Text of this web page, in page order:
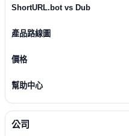
ShortURL.bot vs Dub
產品路線圖
價格
幫助中心
公司